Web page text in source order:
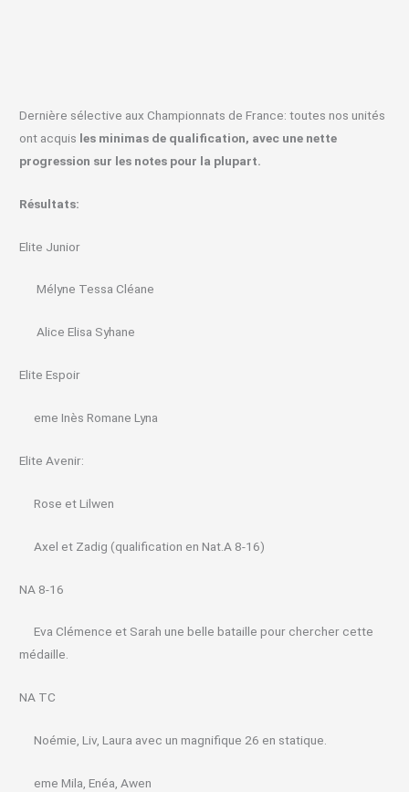
Dernière sélective aux Championnats de France: toutes nos unités
ont acquis les minimas de qualification, avec une nette
progression sur les notes pour la plupart.
Résultats:
Elite Junior
Mélyne Tessa Cléane
Alice Elisa Syhane
Elite Espoir
eme Inès Romane Lyna
Elite Avenir:
Rose et Lilwen
Axel et Zadig (qualification en Nat.A 8-16)
NA 8-16
Eva Clémence et Sarah une belle bataille pour chercher cette
médaille.
NA TC
Noémie, Liv, Laura avec un magnifique 26 en statique.
eme Mila, Enéa, Awen